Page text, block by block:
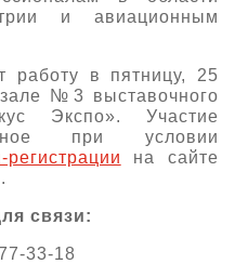
и авиационным
работу в пятницу, 25
№3 выставочного
Экспо». Участие
при условии
регистрации на сайте
связи:
33-18